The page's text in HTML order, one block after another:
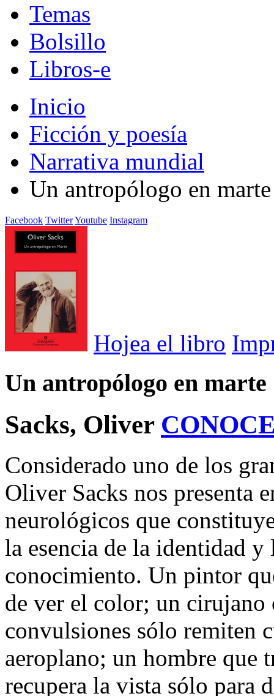
Temas
Bolsillo
Libros-e
Inicio
Ficción y poesía
Narrativa mundial
Un antropólogo en marte
Facebook TwitterYoutube Instagram
Hojea el libro
Un antropólogo en marte
Sacks, Oliver
Considerado uno de los
Oliver Sacks nos presenta
neurológicos que
la esencia de la identidad y
conocimiento. Un pintor
de ver el color; un
convulsiones sólo remiten
aeroplano; un hombre que
recupera la vista sólo para